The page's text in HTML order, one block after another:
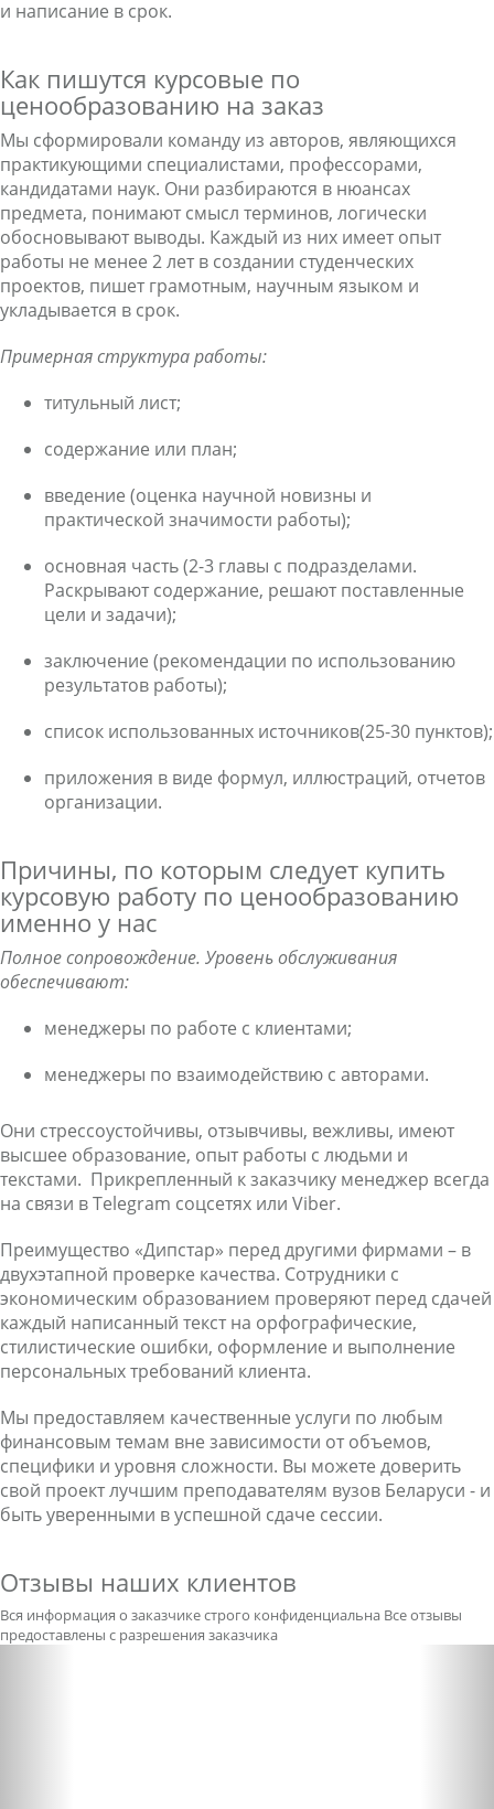
и написание в срок.
Как пишутся курсовые по
ценообразованию на заказ
Мы сформировали команду из авторов, являющихся
практикующими специалистами, профессорами,
кандидатами наук. Они разбираются в нюансах
предмета, понимают смысл терминов, логически
обосновывают выводы. Каждый из них имеет опыт
работы не менее 2 лет в создании студенческих
проектов, пишет грамотным, научным языком и
укладывается в срок.
Примерная структура работы:
титульный лист;
содержание или план;
введение (оценка научной новизны и
практической значимости работы);
основная часть (2-3 главы с подразделами.
Раскрывают содержание, решают поставленные
цели и задачи);
заключение (рекомендации по использованию
результатов работы);
список использованных источников(25-30 пунктов);
приложения в виде формул, иллюстраций, отчетов
организации.
Причины, по которым следует купить
курсовую работу по ценообразованию
именно у нас
Полное сопровождение. Уровень обслуживания
обеспечивают:
менеджеры по работе с клиентами;
менеджеры по взаимодействию с авторами.
Они стрессоустойчивы, отзывчивы, вежливы, имеют
высшее образование, опыт работы с людьми и
текстами. Прикрепленный к заказчику менеджер всегда
на связи в Telegram соцсетях или Viber.
Преимущество «Дипстар» перед другими фирмами – в
двухэтапной проверке качества. Сотрудники с
экономическим образованием проверяют перед сдачей
каждый написанный текст на орфографические,
стилистические ошибки, оформление и выполнение
персональных требований клиента.
Мы предоставляем качественные услуги по любым
финансовым темам вне зависимости от объемов,
специфики и уровня сложности. Вы можете доверить
свой проект лучшим преподавателям вузов Беларуси - и
быть уверенными в успешной сдаче сессии.
Отзывы наших клиентов
Вся информация о заказчике строго конфиденциальна Все отзывы
предоставлены с разрешения заказчика